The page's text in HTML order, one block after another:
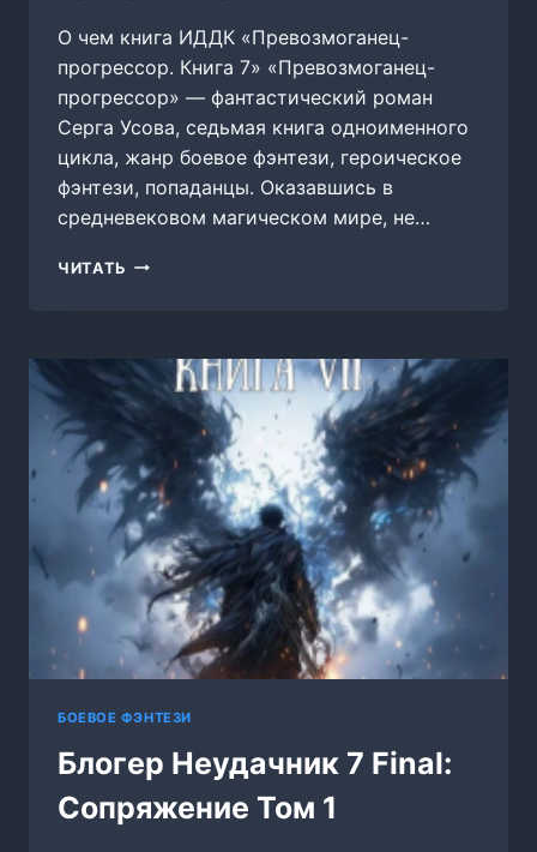
О чем книга ИДДК «Превозмоганец-
прогрессор. Книга 7» «Превозмоганец-
прогрессор» — фантастический роман
Серга Усова, седьмая книга одноименного
цикла, жанр боевое фэнтези, героическое
фэнтези, попаданцы. Оказавшись в
средневековом магическом мире, не…
ЧИТАТЬ ПРЕВОЗМОГАНЕЦ-
БОЕВОЕ ФЭНТЕЗИ
Блогер Неудачник 7 Final:
Сопряжение Том 1